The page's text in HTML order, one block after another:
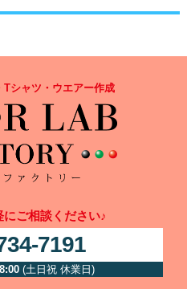
Tシャツ・ウエアー作成
ご相談ください♪
7191
(土日祝 休業日)